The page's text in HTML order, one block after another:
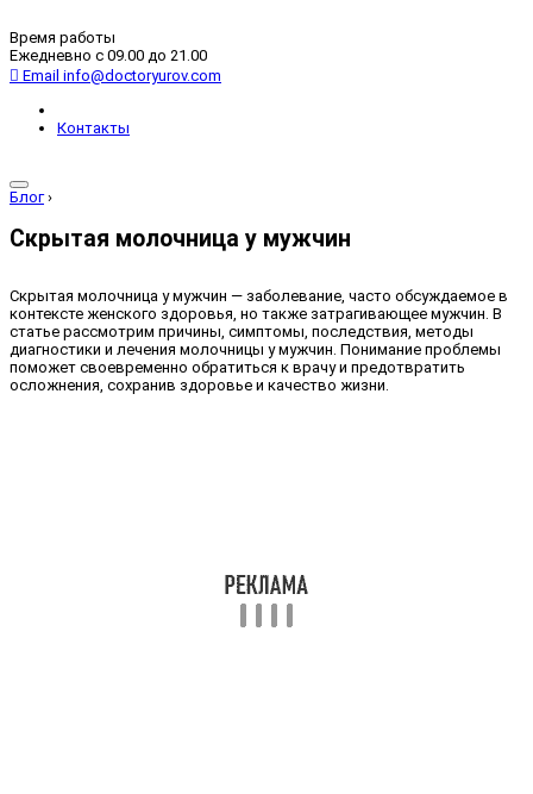
Время работы
Ежедневно с 09.00 до 21.00
Email info@doctoryurov.com
Контакты
Блог ›
Скрытая молочница у мужчин
Скрытая молочница у мужчин — заболевание, часто обсуждаемое в
контексте женского здоровья, но также затрагивающее мужчин. В
статье рассмотрим причины, симптомы, последствия, методы
диагностики и лечения молочницы у мужчин. Понимание проблемы
поможет своевременно обратиться к врачу и предотвратить
осложнения, сохранив здоровье и качество жизни.